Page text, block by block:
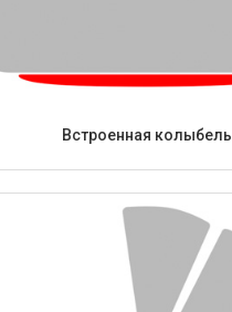
Встроенная колыбель